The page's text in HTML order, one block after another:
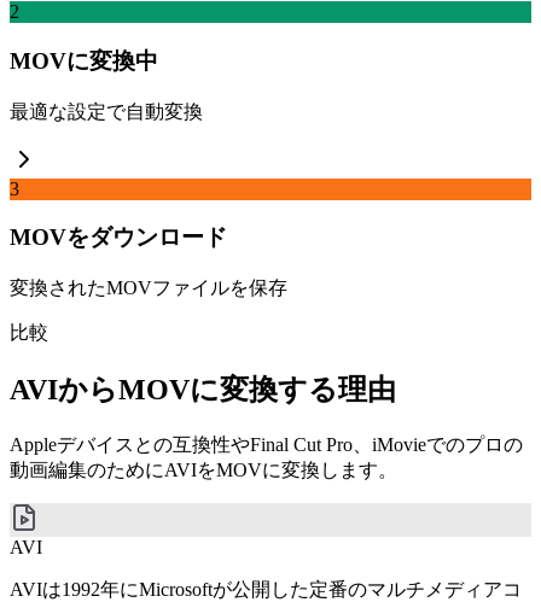
2
MOVに変換中
最適な設定で自動変換
3
MOVをダウンロード
変換されたMOVファイルを保存
比較
AVIからMOVに変換する理由
Appleデバイスとの互換性やFinal Cut Pro、iMovieでのプロの
動画編集のためにAVIをMOVに変換します。
AVI
AVIは1992年にMicrosoftが公開した定番のマルチメディアコ